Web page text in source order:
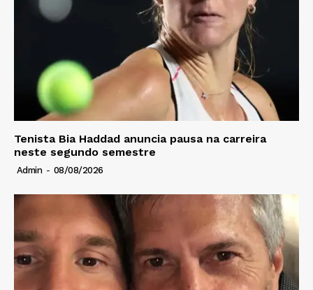
Tenista Bia Haddad anuncia pausa na carreira
neste segundo semestre
Admin - 08/08/2026